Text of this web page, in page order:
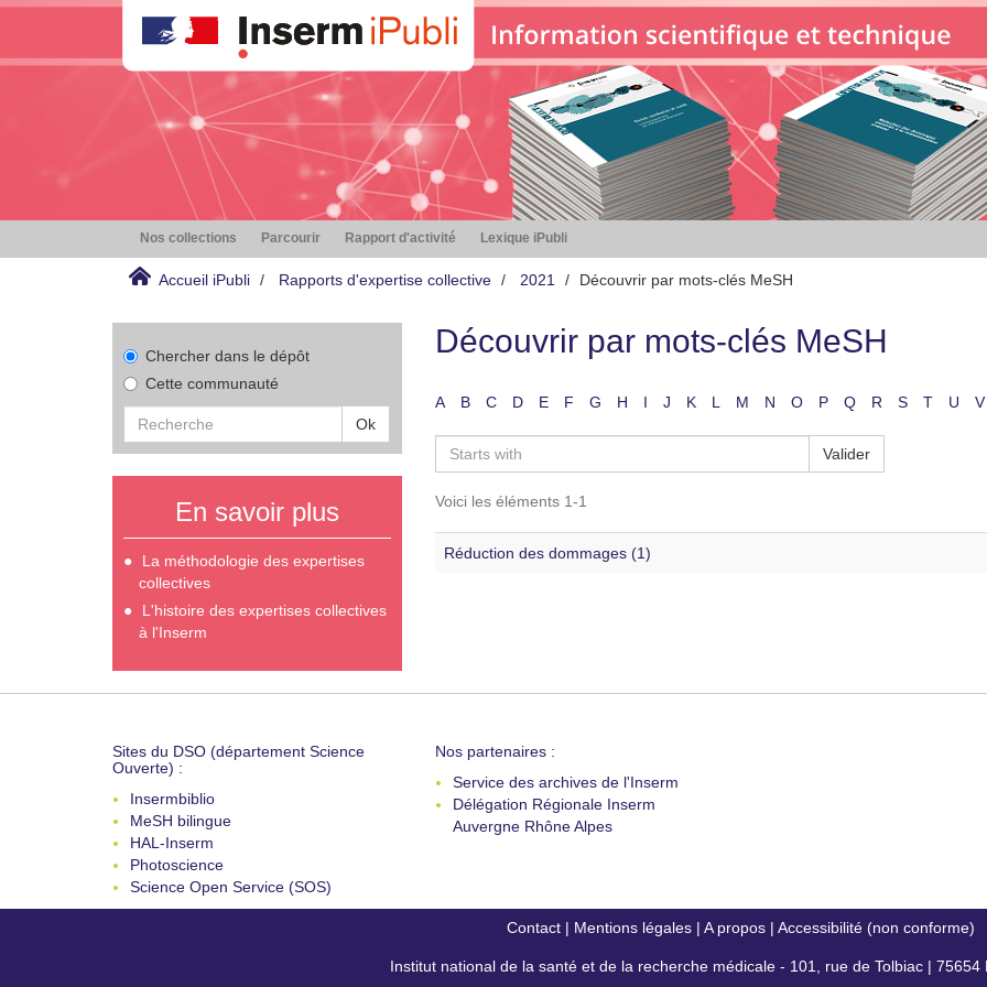
Nos collections Parcourir Rapport d'activité Lexique iPubli
Accueil iPubli Rapports d'expertise collective 2021 Découvrir par mots-clés MeSH
Chercher dans le dépôt
Cette communauté
Ok
En savoir plus
La méthodologie des expertises
collectives
L'histoire des expertises collectives
à l'Inserm
Découvrir par mots-clés MeSH
A B C D E F G H I J K L M N O P Q R S T U V
Valider
Voici les éléments 1-1
Réduction des dommages (1)
Sites du DSO (département Science
Ouverte) :
Insermbiblio
MeSH bilingue
HAL-Inserm
Photoscience
Science Open Service (SOS)
Nos partenaires :
Service des archives de l'Inserm
Délégation Régionale Inserm
Auvergne Rhône Alpes
Contact| Mentions légales| A propos| Accessibilité (non conforme)
Institut national de la santé et de la recherche médicale - 101, rue de Tolbiac | 75654